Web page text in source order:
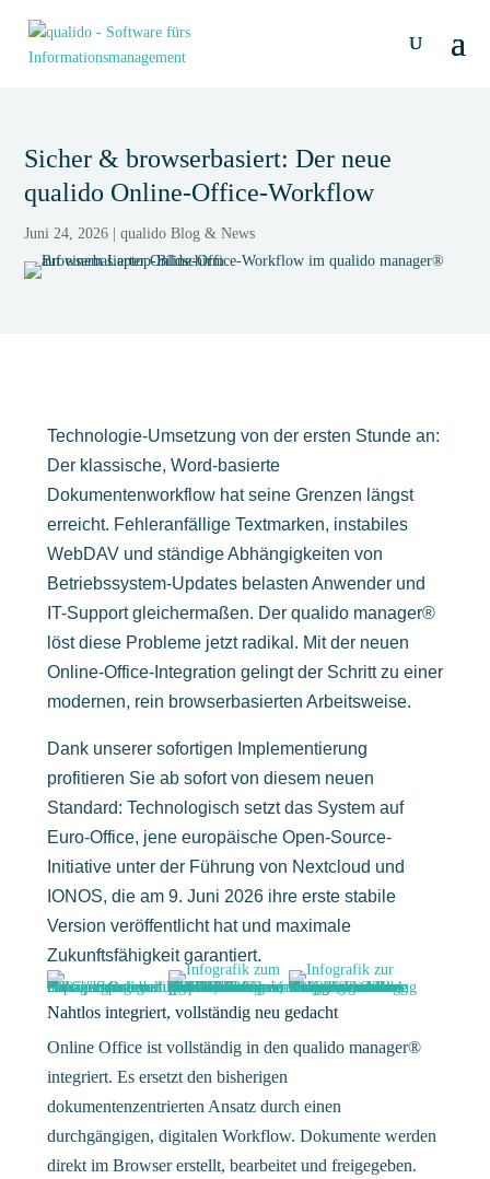
Sicher & browserbasiert: Der neue
qualido Online-Office-Workflow
Juni 24, 2026 |qualido Blog & News
Technologie-Umsetzung von der ersten Stunde an:
Der klassische, Word-basierte
Dokumentenworkflow hat seine Grenzen längst
erreicht. Fehleranfällige Textmarken, instabiles
WebDAV und ständige Abhängigkeiten von
Betriebssystem-Updates belasten Anwender und
IT-Support gleichermaßen. Der qualido manager®
löst diese Probleme jetzt radikal. Mit der neuen
Online-Office-Integration gelingt der Schritt zu einer
modernen, rein browserbasierten Arbeitsweise.
Dank unserer sofortigen Implementierung
profitieren Sie ab sofort von diesem neuen
Standard: Technologisch setzt das System auf
Euro-Office, jene europäische Open-Source-
Initiative unter der Führung von Nextcloud und
IONOS, die am 9. Juni 2026 ihre erste stabile
Version veröffentlicht hat und maximale
Zukunftsfähigkeit garantiert.
Nahtlos integriert, vollständig neu gedacht
Online Office ist vollständig in den qualido manager®
integriert. Es ersetzt den bisherigen
dokumentenzentrierten Ansatz durch einen
durchgängigen, digitalen Workflow. Dokumente werden
direkt im Browser erstellt, bearbeitet und freigegeben.